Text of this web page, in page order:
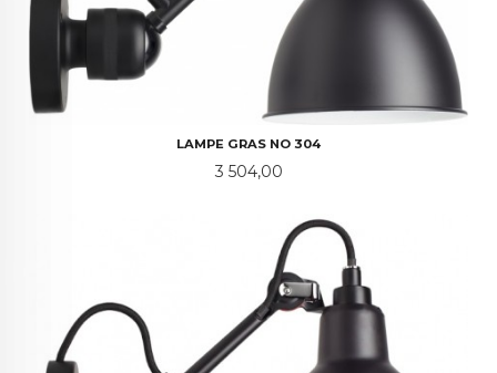
LAMPE GRAS NO 304
Pris
3 504,00